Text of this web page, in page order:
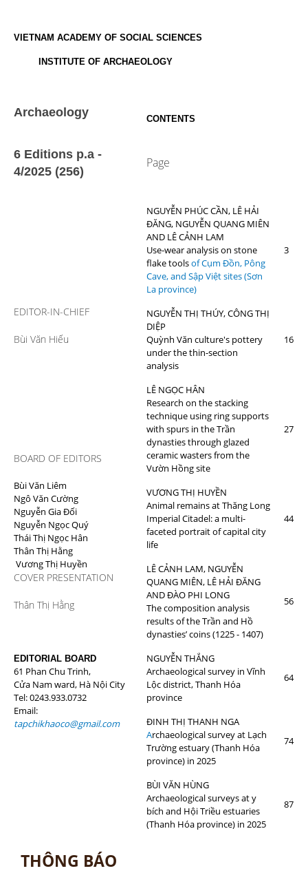
VIETNAM ACADEMY OF SOCIAL SCIENCES
INSTITUTE OF ARCHAEOLOGY
Archaeology CONTENTS
6 Editions p.a -
4/2025 (256)
Page
EDITOR-IN-CHIEF
Bùi Văn Hiếu
BOARD OF EDITORS
Bùi Văn Liêm
Ngô Văn Cường
Nguyễn Gia Đối
Nguyễn Ngọc Quý
Thái Thị Ngọc Hân
Thân Thị Hằng
Vương Thị Huyền
COVER PRESENTATION
Thân Thị Hằng
EDITORIAL BOARD
61 Phan Chu Trinh,
Cửa Nam ward, Hà Nội City
Tel: 0243.933.0732
Email:
tapchikhaoco@gmail.com
NGUYỄN PHÚC CẦN, LÊ HẢI
ĐĂNG, NGUYỄN QUANG MIÊN
AND LÊ CẢNH LAM
Use-wear analysis on stone
flake toolsof Cụm Đồn, Pông
Cave, and Sập Việt sites (Sơn
La province)
3
NGUYỄN THỊ THÚY, CÔNG THỊ
DIỆP
Quỳnh Văn culture's pottery
under the thin-section
analysis
16
LÊ NGỌC HÂN
Research on the stacking
technique using ring supports
with spurs in the Trần
dynasties through glazed
ceramic wasters from the
Vườn Hồng site
27
VƯƠNG THỊ HUYỀN
Animal remains at Thăng Long
Imperial Citadel: a multi-
faceted portrait of capital city
life
44
LÊ CẢNH LAM, NGUYỄN
QUANG MIÊN, LÊ HẢI ĐĂNG
AND ĐÀO PHI LONG
The composition analysis
results of the Trần and Hồ
dynasties’ coins (1225 - 1407)
56
NGUYỄN THẮNG
Archaeological survey in Vĩnh
Lộc district, Thanh Hóa
province
64
ĐINH THỊ THANH NGA
Archaeological survey at Lạch
Trường estuary (Thanh Hóa
province) in 2025
74
BÙI VĂN HÙNG
Archaeological surveys at y
bích and Hội Triều estuaries
(Thanh Hóa province) in 2025
87
THÔNG BÁO